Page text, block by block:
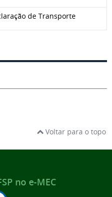
de Transporte
Voltar para o topo
no e-MEC